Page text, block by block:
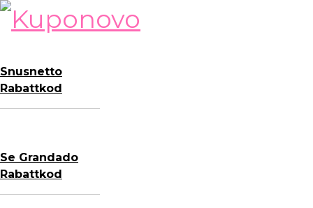
Skip
Snusnetto
Rabattkod
Se Grandado
Rabattkod